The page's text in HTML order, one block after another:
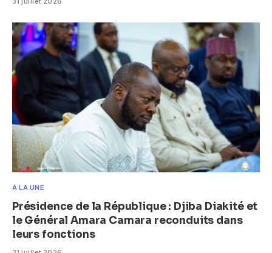
A LA UNE
Présidence de la République : Djiba Diakité et
le Général Amara Camara reconduits dans
leurs fonctions